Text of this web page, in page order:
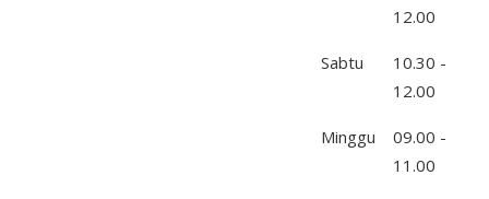
12.00
Sabtu
10.30 -
12.00
Minggu
09.00 -
11.00